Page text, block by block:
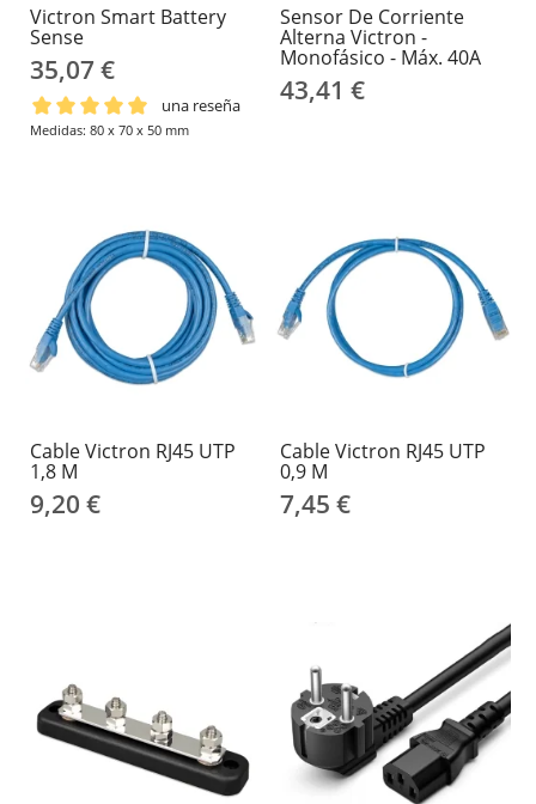
Victron Smart Battery
Sense
35,07 €
una reseña
Medidas: 80 x 70 x 50 mm
Sensor De Corriente
Alterna Victron -
Monofásico - Máx. 40A
43,41 €
Cable Victron RJ45 UTP
1,8 M
9,20 €
Cable Victron RJ45 UTP
0,9 M
7,45 €